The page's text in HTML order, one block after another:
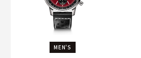
MEN'S